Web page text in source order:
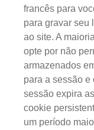
francês para
para gravar seu
ao site. A
opte por não
armazenados
para a sessão e
sessão expira
cookie
um período